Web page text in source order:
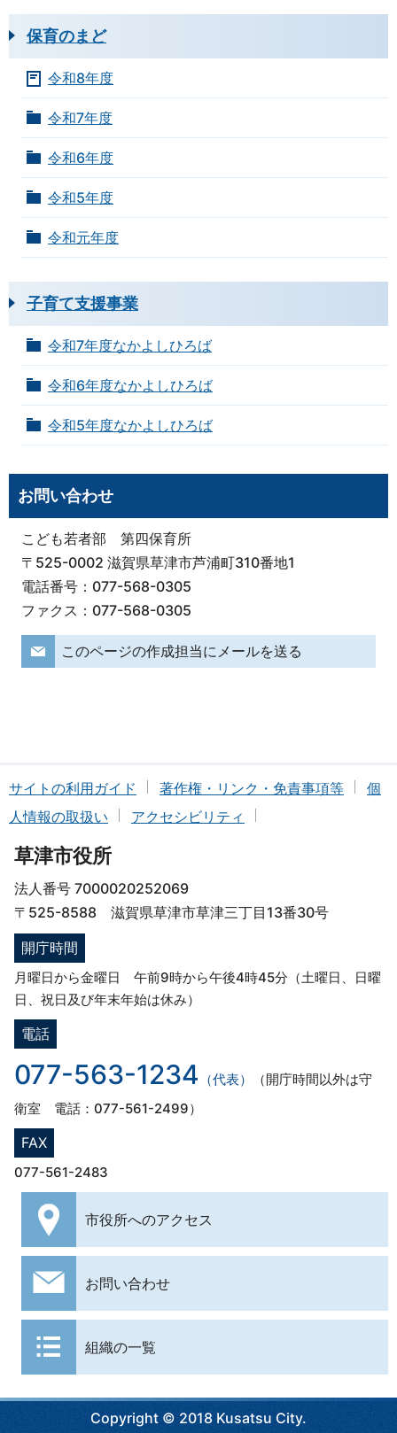
保育のまど
令和8年度
令和7年度
令和6年度
令和5年度
令和元年度
子育て支援事業
令和7年度なかよしひろば
令和6年度なかよしひろば
令和5年度なかよしひろば
お問い合わせ
こども若者部 第四保育所
〒525-0002 滋賀県草津市芦浦町310番地1
電話番号：077-568-0305
ファクス：077-568-0305
このページの作成担当にメールを送る
サイトの利用ガイド 著作権・リンク・免責事項等
個
人情報の取扱い
アクセシビリティ
草津市役所
法人番号 7000020252069
〒525-8588 滋賀県草津市草津三丁目13番30号
開庁時間
月曜日から金曜日 午前9時から午後4時45分（土曜日、日曜
日、祝日及び年末年始は休み）
電話
077-563-1234 （代表）
（開庁時間以外は守
衛室 電話：077-561-2499）
FAX
077-561-2483
市役所へのアクセス
お問い合わせ
組織の一覧
Copyright © 2018 Kusatsu City.